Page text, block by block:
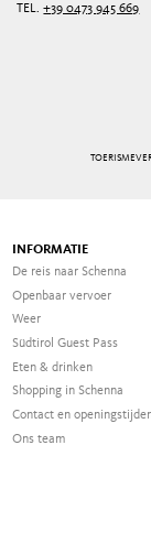
TEL.+39 0473 945 669
INFORMATIE
De reis naar Schenna
Openbaar vervoer
Weer
Südtirol Guest Pass
Eten & drinken
Shopping in Schenna
Contact en
Ons team